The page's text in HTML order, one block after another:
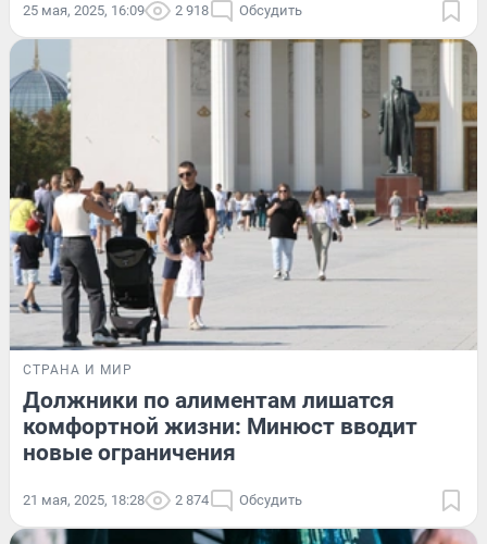
25 мая, 2025, 16:09 2 918 Обсудить
СТРАНА И МИР
Должники по алиментам лишатся
комфортной жизни: Минюст вводит
новые ограничения
21 мая, 2025, 18:28 2 874 Обсудить